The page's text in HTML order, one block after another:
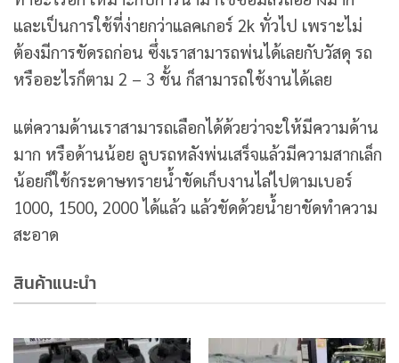
และเป็นการใช้ที่ง่ายกว่าแลคเกอร์ 2k ทั่วไป เพราะไม่
ต้องมีการขัดรถก่อน ซึ่งเราสามารถพ่นได้เลยกับวัสดุ รถ
หรืออะไรก็ตาม 2 – 3 ชั้น ก็สามารถใช้งานได้เลย
แต่ความด้านเราสามารถเลือกได้ด้วยว่าจะให้มีความด้าน
มาก หรือด้านน้อย ลูบรถหลังพ่นเสร็จแล้วมีความสากเล็ก
น้อยก็ใช้กระดาษทรายน้ำขัดเก็บงานไล่ไปตามเบอร์
1000, 1500, 2000 ได้แล้ว แล้วขัดด้วยน้ำยาขัดทำความ
สะอาด
สินค้าแนะนำ